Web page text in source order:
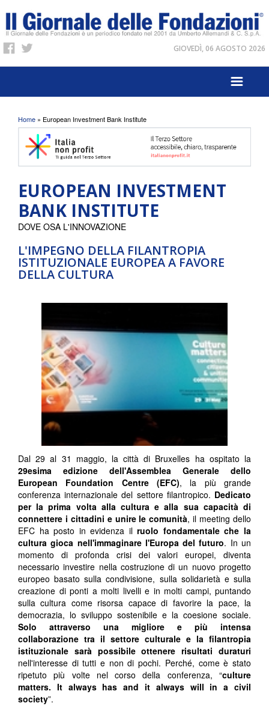
GIOVEDÌ, 06 AGOSTO 2026
Tu sei qui
Home » European Investment Bank Institute
EUROPEAN INVESTMENT
BANK INSTITUTE
L'IMPEGNO DELLA FILANTROPIA
ISTITUZIONALE EUROPEA A FAVORE
DELLA CULTURA
DOVE OSA L'INNOVAZIONE
Dal 29 al 31 maggio, la città di Bruxelles ha ospitato la
29esima edizione dell'Assemblea Generale dello
European Foundation Centre (EFC), la più grande
conferenza internazionale del settore filantropico. Dedicato
per la prima volta alla cultura e alla sua capacità di
connettere i cittadini e unire le comunità, il meeting dello
EFC ha posto in evidenza ilruolo fondamentale che la
cultura gioca nell'immaginare l'Europa del futuro. In un
momento di profonda crisi dei valori europei, diventa
necessario investire nella costruzione di un nuovo progetto
europeo basato sulla condivisione, sulla solidarietà e sulla
creazione di ponti a molti livelli e in molti campi, puntando
sulla cultura come risorsa capace di favorire la pace, la
democrazia, lo sviluppo sostenibile e la coesione sociale.
Solo attraverso una migliore e più intensa
collaborazione tra il settore culturale e la filantropia
istituzionale sarà possibile ottenere risultati duraturi
nell'interesse di tutti e non di pochi. Perché, come è stato
ripetuto più volte nel corso della conferenza, “culture
matters. It always has and it always will in a civil
society”.